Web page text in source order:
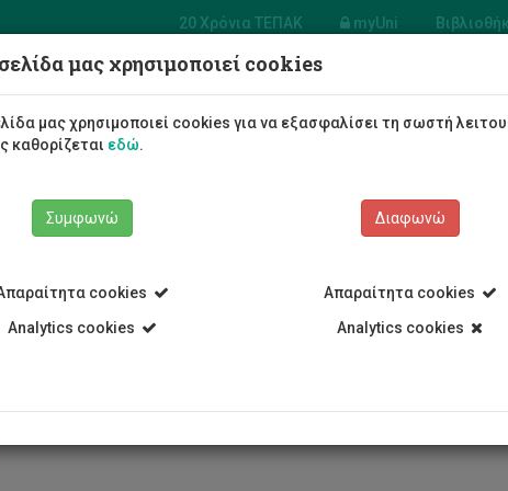
20 Χρόνια ΤΕΠΑΚ myUni
Φοιτητές/τριες Σπουδές
Υπηρεσία Διαχείρισης Περιουσίας Προσωπικό
μας χρησιμοποιεί cookies
μας χρησιμοποιεί cookies για να εξασφαλίσει τη σωστή
καθορίζεται εδώ.
Συμφωνώ
cookies
Analytics cookies
Διαφωνώ
Απαραίτητα cookies
Analytics cookies